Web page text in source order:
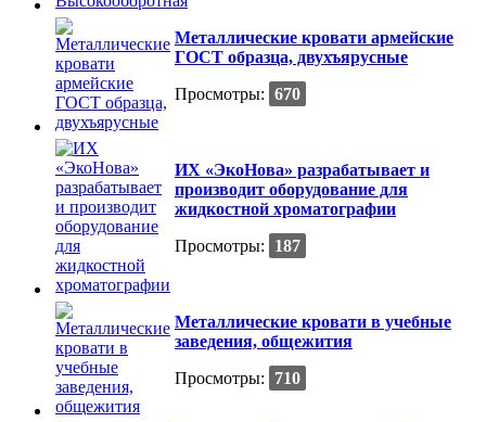
Металлические кровати армейские
ГОСТ образца, двухъярусные
Просмотры: 670
ИХ «ЭкоНова» разрабатывает и
производит оборудование для
жидкостной хроматографии
Просмотры:
187
Металлические кровати в учебные
заведения, общежития
Просмотры:
710